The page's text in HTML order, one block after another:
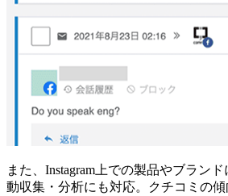
また、Instagram上での製品やブラン
動収集・分析にも対応。クチコミの